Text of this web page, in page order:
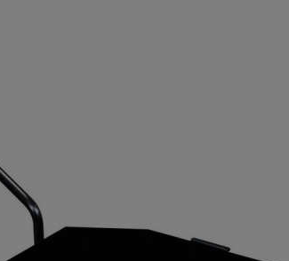
2 stora Ø200 mm, ett sväng- och låsbart
till helfat.